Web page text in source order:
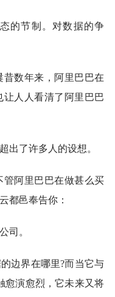
节制。对数据的争
数年来，阿里巴巴在
人人看清了阿里巴巴
了许多人的设想。
阿里巴巴在做甚么买
都邑奉告你：
司。
边界在哪里?而当它与
愈演愈烈，它未来又将